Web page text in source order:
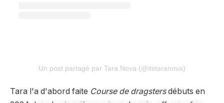
Un post partagé par Tara Nova (@itstaranova)
Tara l'a d'abord faite Course de dragstersdébuts en